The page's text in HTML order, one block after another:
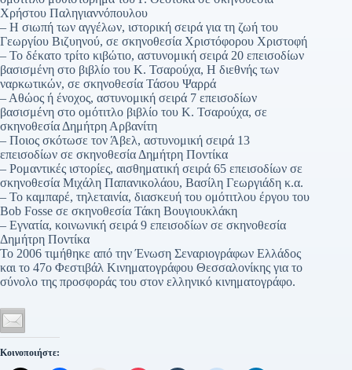
Χρήστου Παληγιαννόπουλου
– Η σιωπή των αγγέλων, ιστορική σειρά για τη ζωή του
Γεωργίου Βιζυηνού, σε σκηνοθεσία Χριστόφορου Χριστοφή
– Το δέκατο τρίτο κιβώτιο, αστυνομική σειρά 20 επεισοδίων
βασισμένη στο βιβλίο του Κ. Τσαρούχα, Η διεθνής των
ναρκωτικών, σε σκηνοθεσία Τάσου Ψαρρά
– Αθώος ή ένοχος, αστυνομική σειρά 7 επεισοδίων
βασισμένη στο ομότιτλο βιβλίο του Κ. Τσαρούχα, σε
σκηνοθεσία Δημήτρη Αρβανίτη
– Ποιος σκότωσε τον Άβελ, αστυνομική σειρά 13
επεισοδίων σε σκηνοθεσία Δημήτρη Ποντίκα
– Ρομαντικές ιστορίες, αισθηματική σειρά 65 επεισοδίων σε
σκηνοθεσία Μιχάλη Παπανικολάου, Βασίλη Γεωργιάδη κ.α.
– Το καμπαρέ, τηλεταινία, διασκευή του ομότιτλου έργου του
Bob Fosse σε σκηνοθεσία Τάκη Βουγιουκλάκη
– Εγνατία, κοινωνική σειρά 9 επεισοδίων σε σκηνοθεσία
Δημήτρη Ποντίκα
Το 2006 τιμήθηκε από την Ένωση Σεναριογράφων Ελλάδος
και το 47ο Φεστιβάλ Κινηματογράφου Θεσσαλονίκης για το
σύνολο της προσφοράς του στον ελληνικό κινηματογράφο.
Κοινοποιήστε: